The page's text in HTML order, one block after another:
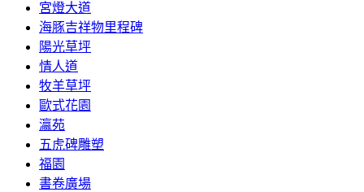
宮燈大道
海豚吉祥物里程碑
陽光草坪
情人道
牧羊草坪
歐式花園
瀛苑
五虎碑雕塑
福園
書卷廣場